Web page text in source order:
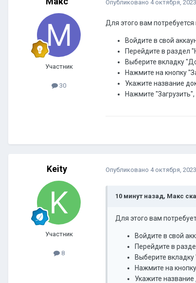
Участник
30
Опубликовано 4 октября, 2023
Для этого вам
Войдите в свой
Перейдите в раздел
Выберите вкладку
Нажмите на кнопку
Укажите название
Нажмите
Keity
Участник
8
Опубликовано 4 октября, 2023
10 минут назад, Макс
Для этого вам
Войдите в свой
Перейдите в
Выберите
Нажмите на
Укажите